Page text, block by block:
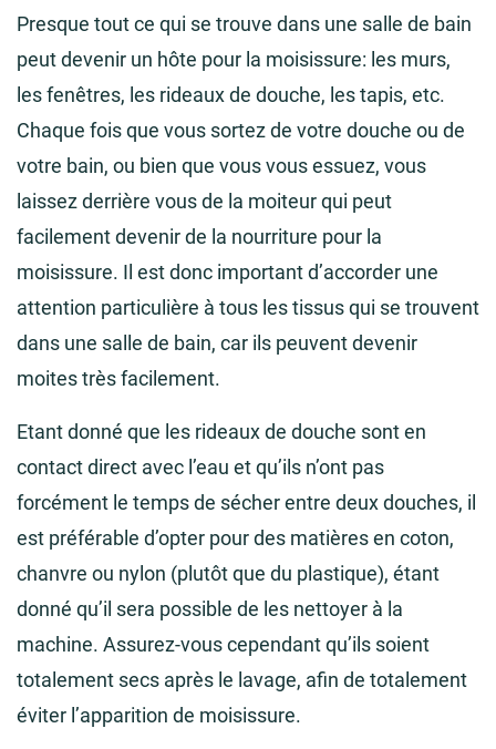
Presque tout ce qui se trouve dans une salle de bain
peut devenir un hôte pour la moisissure: les murs,
les fenêtres, les rideaux de douche, les tapis, etc.
Chaque fois que vous sortez de votre douche ou de
votre bain, ou bien que vous vous essuez, vous
laissez derrière vous de la moiteur qui peut
facilement devenir de la nourriture pour la
moisissure. Il est donc important d’accorder une
attention particulière à tous les tissus qui se trouvent
dans une salle de bain, car ils peuvent devenir
moites très facilement.
Etant donné que les rideaux de douche sont en
contact direct avec l’eau et qu’ils n’ont pas
forcément le temps de sécher entre deux douches, il
est préférable d’opter pour des matières en coton,
chanvre ou nylon (plutôt que du plastique), étant
donné qu’il sera possible de les nettoyer à la
machine. Assurez-vous cependant qu’ils soient
totalement secs après le lavage, afin de totalement
éviter l’apparition de moisissure.